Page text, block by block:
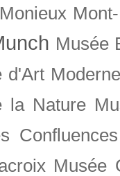
Monieux
Musée
d'Art
la Nature
Confluences
Musée